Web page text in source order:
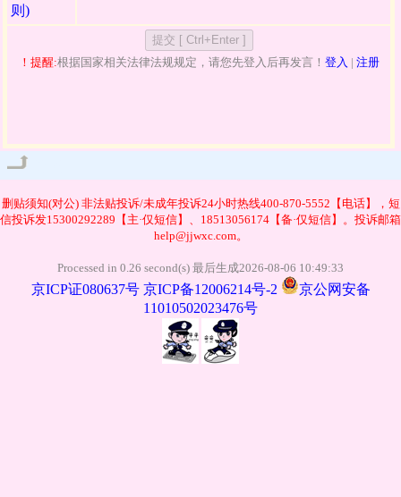
则)
！提醒:根据国家相关法律法规规定，请您先登入后再发言！ 登入 | 注册
删贴须知(对公)非法贴投诉/未成年投诉24小时热线400-870-5552【电话】，短
信投诉发15300292289【主·仅短信】、18513056174【备·仅短信】。投诉邮箱
help@jjwxc.com。
Processed in 0.26 second(s) 最后生成2026-08-06 10:49:33
京ICP证080637号 京ICP备12006214号-2
京公网安备
11010502023476号